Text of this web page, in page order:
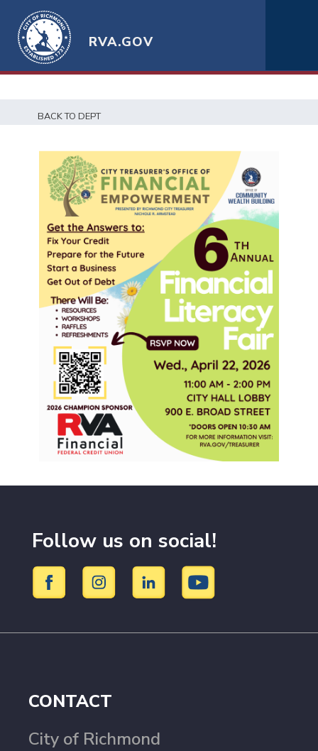
RVA.GOV
BACK TO DEPT
Follow us on social!
CONTACT
City of Richmond